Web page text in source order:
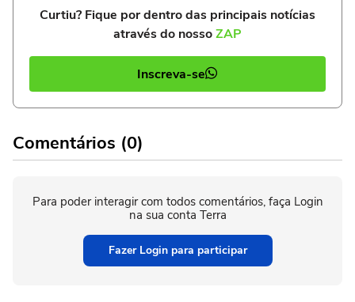
Curtiu? Fique por dentro das principais notícias
através do nossoZAP
Inscreva-se
Comentários (0)
Para poder interagir com todos comentários, faça Login
na sua conta Terra
Fazer Login para participar